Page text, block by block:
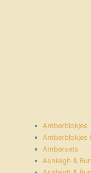
Amberblokjes
Amberblokjes
Ambersets
Ashleigh &